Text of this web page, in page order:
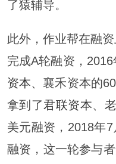
了猿辅导。
此外，作业帮在融
完成A轮融资，
资本、襄禾资本的
拿到了君联资本、
美元融资，2018年
融资，这一轮参与